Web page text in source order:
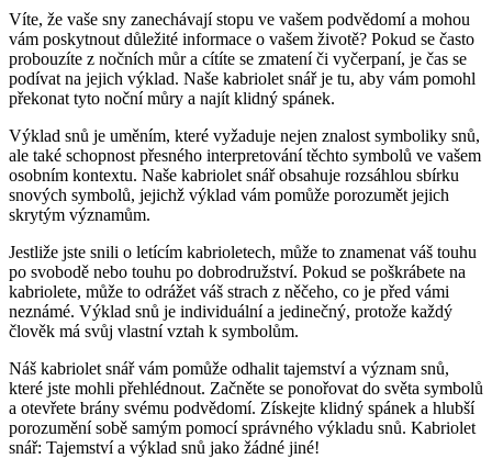
Víte, že vaše sny zanechávají stopu ve vašem podvědomí a mohou
vám poskytnout důležité informace o vašem životě? Pokud se často
probouzíte z nočních můr a cítíte se zmatení či vyčerpaní, je čas se
podívat na jejich výklad. Naše kabriolet snář je tu, aby vám pomohl
překonat tyto noční můry a najít klidný spánek.
Výklad snů je uměním, které vyžaduje nejen znalost symboliky snů,
ale také schopnost přesného interpretování těchto symbolů ve vašem
osobním kontextu. Naše kabriolet snář obsahuje rozsáhlou sbírku
snových symbolů, jejichž výklad vám pomůže porozumět jejich
skrytým významům.
Jestliže jste snili o letícím kabrioletech, může to znamenat váš touhu
po svobodě nebo touhu po dobrodružství. Pokud se poškrábete na
kabriolete, může to odrážet váš strach z něčeho, co je před vámi
neznámé. Výklad snů je individuální a jedinečný, protože každý
člověk má svůj vlastní vztah k symbolům.
Náš kabriolet snář vám pomůže odhalit tajemství a význam snů,
které jste mohli přehlédnout. Začněte se ponořovat do světa symbolů
a otevřete brány svému podvědomí. Získejte klidný spánek a hlubší
porozumění sobě samým pomocí správného výkladu snů. Kabriolet
snář: Tajemství a výklad snů jako žádné jiné!